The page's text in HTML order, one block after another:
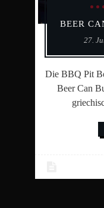
BEER
27.
Die BBQ Pit
Beer Can